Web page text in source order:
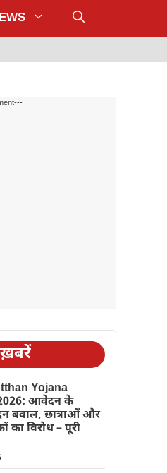
ख़बरें
Yojana
आवेदन के
बवाल, छात्राओं और
का विरोध – पूरी